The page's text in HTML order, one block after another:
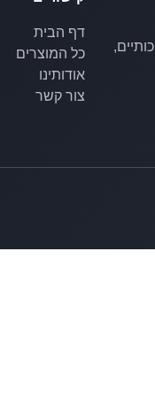
דף הבית
כל המוצרים
אודותינו
צור קשר